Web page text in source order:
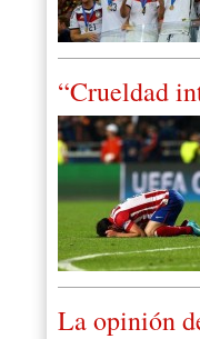
“Crueldad
La opinión